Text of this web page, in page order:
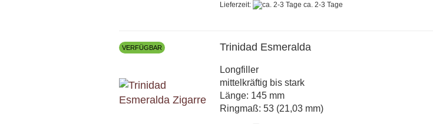
Lieferzeit: ca. 2-3 Tage
VERFÜGBAR Trinidad Esmeralda
Longfiller
mittelkräftig bis stark
Länge: 145 mm
Ringmaß: 53 (21,03 mm)